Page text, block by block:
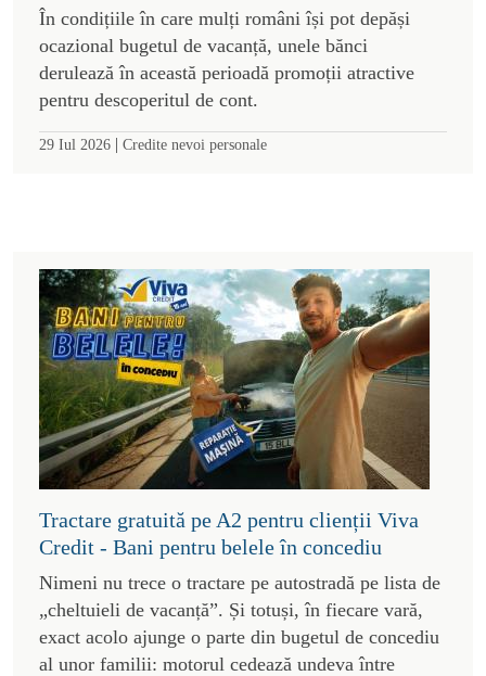
În condițiile în care mulți români își pot depăși
ocazional bugetul de vacanță, unele bănci
derulează în această perioadă promoții atractive
pentru descoperitul de cont.
29 Iul 2026 | Credite nevoi personale
Tractare gratuită pe A2 pentru clienții Viva
Credit - Bani pentru belele în concediu
Nimeni nu trece o tractare pe autostradă pe lista de
„cheltuieli de vacanță”. Și totuși, în fiecare vară,
exact acolo ajunge o parte din bugetul de concediu
al unor familii: motorul cedează undeva între